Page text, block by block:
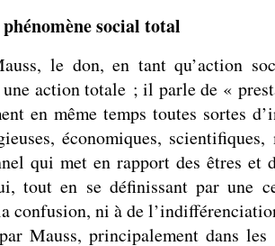
social total
le don, en tant qu’action
action totale ; il parle de «
en même temps toutes sortes
économiques,
qui met en rapport des êtres et
tout en se définissant par une
confusion, ni à de
Mauss, principalement dans les